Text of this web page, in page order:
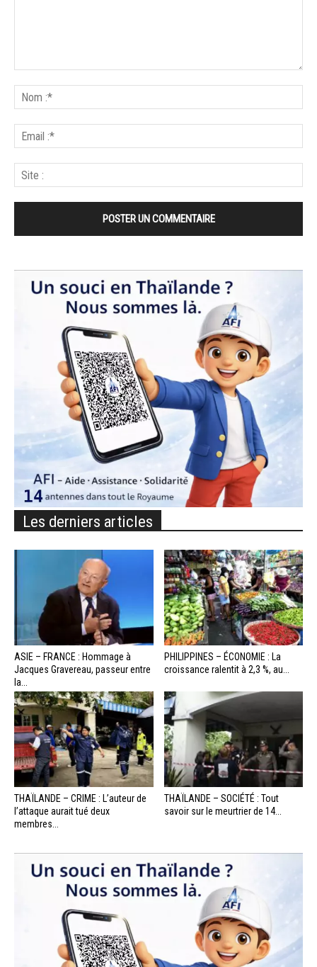
Les derniers articles
ASIE – FRANCE : Hommage à
Jacques Gravereau, passeur entre
la...
PHILIPPINES – ÉCONOMIE : La
croissance ralentit à 2,3 %, au...
THAÏLANDE – CRIME : L’auteur de
l’attaque aurait tué deux
membres...
THAÏLANDE – SOCIÉTÉ : Tout
savoir sur le meurtrier de 14...